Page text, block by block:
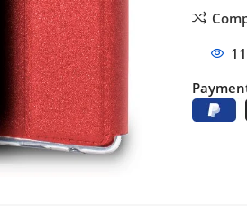
11